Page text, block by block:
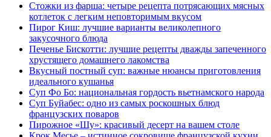
Стожки из фарша: четыре рецепта потрясающих мясных
котлеток с легким неповторимым вкусом
Пирог Киш: лучшие варианты великолепного
закусочного блюда
Печенье Бискотти: лучшие рецепты дважды запеченного
хрустящего домашнего лакомства
Вкусный постный суп: важные нюансы приготовления
идеального кушанья
Суп Фо Бо: национальная гордость вьетнамского народа
Суп Буйабес: одно из самых роскошных блюд
французских поваров
Пирожное «Шу»: красивый десерт на вашем столе